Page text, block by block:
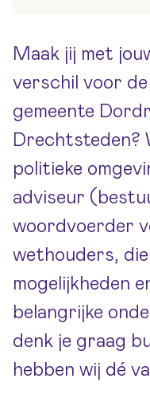
Maak jij met
verschil voor
gemeente
Drechtsteden?
politieke
adviseur
woordvoerder
wethouders,
mogelijkheden
belangrijke
denk je graag
hebben wij dé